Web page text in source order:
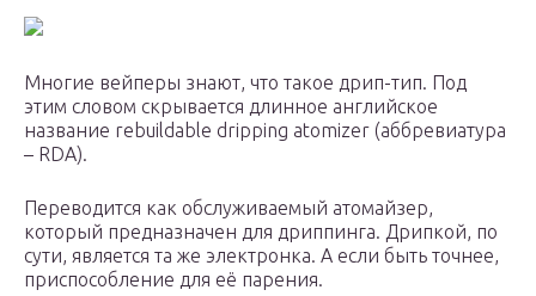
Многие вейперы знают, что такое дрип-тип. Под
этим словом скрывается длинное английское
название rebuildable dripping atomizer (аббревиатура
– RDA).
Переводится как обслуживаемый атомайзер,
который предназначен для дриппинга. Дрипкой, по
сути, является та же электронка. А если быть точнее,
приспособление для её парения.